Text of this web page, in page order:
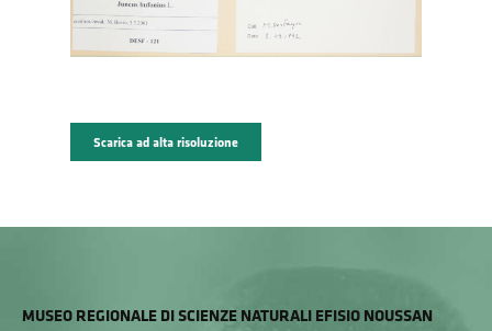
Scarica ad alta risoluzione
MUSEO REGIONALE DI SCIENZE NATURALI EFISIO NOUSSAN